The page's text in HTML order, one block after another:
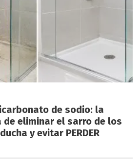
de sodio: la
de eliminar el sarro de los
y evitar PERDER